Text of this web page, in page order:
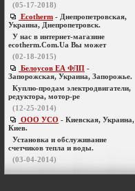
(05-17-2018)
Ecotherm - Днепропетровская,
Украина, Днепропетровск.
У нас в интернет-магазине
ecotherm.Com.Ua Вы может
(02-18-2015)
Белоусов ЕА ФЛП -
Запорожская, Украина, Запорожье.
Куплю-продам электродвигатели,
редуктора, мотор-ре
(12-25-2014)
ООО УСО - Киевская, Украина,
Киев.
Установка и обслуживание
счетчиков тепла и воды.
(03-04-2014)